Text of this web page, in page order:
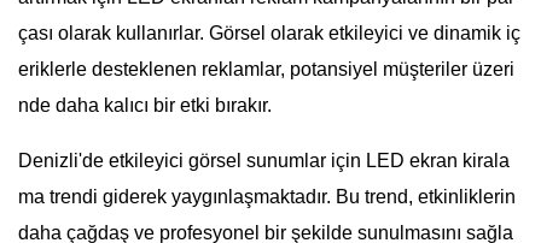
çası olarak kullanırlar. Görsel olarak etkileyici ve dinamik iç
eriklerle desteklenen reklamlar, potansiyel müşteriler üzeri
nde daha kalıcı bir etki bırakır.
Denizli'de etkileyici görsel sunumlar için LED ekran kirala
ma trendi giderek yaygınlaşmaktadır. Bu trend, etkinliklerin
daha çağdaş ve profesyonel bir şekilde sunulmasını sağla